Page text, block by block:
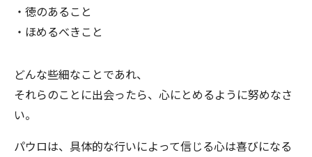
・徳のあること
・ほめるべきこと
どんな些細なことであれ、
それらのことに出会ったら、心にとめるように努めなさ
い。
パウロは、具体的な行いによって信じる心は喜びになる